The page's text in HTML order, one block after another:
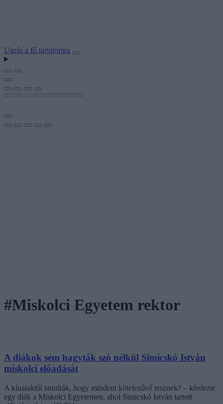
Ugrás a fő tartalomra
#Miskolci Egyetem rektor
A diákok sem hagyták szó nélkül Simicskó István
miskolci előadását
A kínaiaktól tanulták, hogy mindent kötelezővé tesznek? – kérdezte
egy diák a Miskolci Egyetemen, ahol Simicskó István tartott